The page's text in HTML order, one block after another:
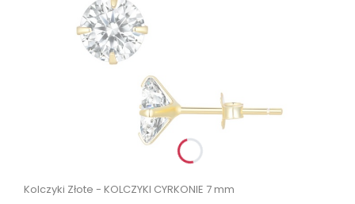
Kolczyki Złote - KOLCZYKI CYRKONIE 7 mm